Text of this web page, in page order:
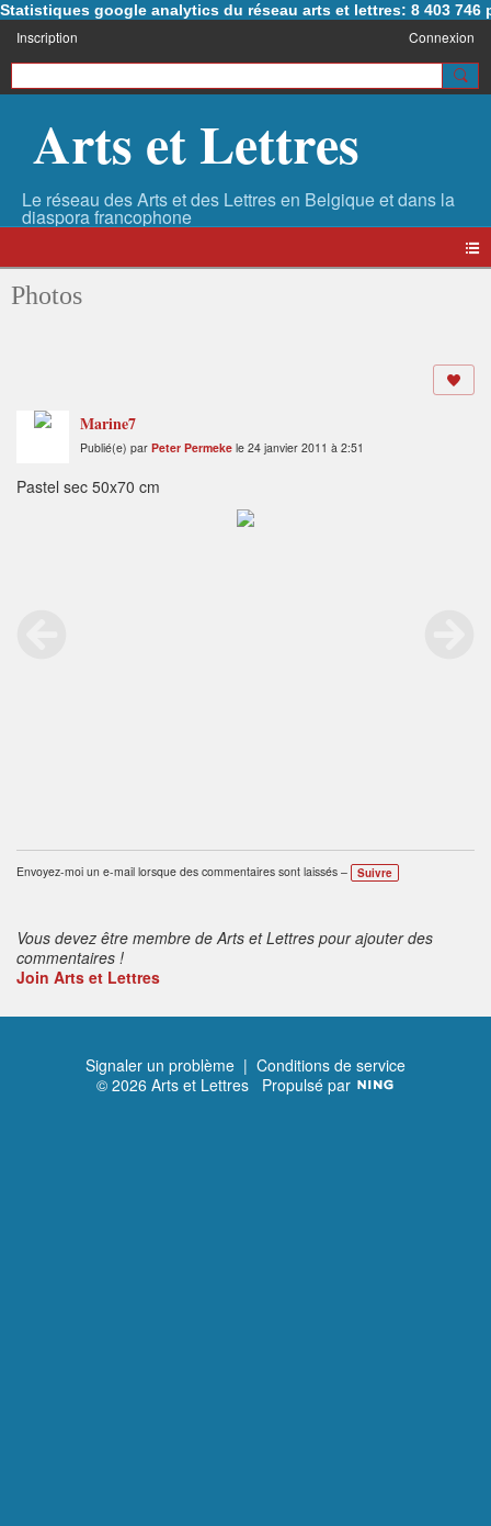
Statistiques google analytics du réseau arts et lettres: 8 403 746
Inscription Connexion
Arts et Lettres
Photos
Marine7
Publié(e) par Peter Permeke le 24 janvier 2011 à 2:51
Pastel sec 50x70 cm
Envoyez-moi un e-mail lorsque des commentaires sont laissés – Suivre
Vous devez être membre de Arts et Lettres pour ajouter des
commentaires !
Join Arts et Lettres
Signaler un problème | Conditions de service
© 2026 Arts et Lettres Propulsé par